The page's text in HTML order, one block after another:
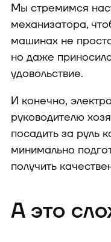
Мы стремимся
механизатора,
машинах не
но даже
удовольствие.
И конечно,
руководителю
посадить за руль
минимально
получить
А это